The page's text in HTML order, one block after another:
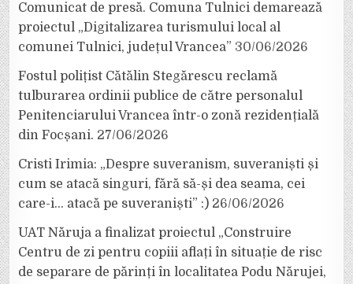
Comunicat de presă. Comuna Tulnici demarează
proiectul „Digitalizarea turismului local al
comunei Tulnici, județul Vrancea” 30/06/2026
Fostul polițist Cătălin Stegărescu reclamă
tulburarea ordinii publice de către personalul
Penitenciarului Vrancea într-o zonă rezidențială
din Focșani. 27/06/2026
Cristi Irimia: „Despre suveranism, suveraniști și
cum se atacă singuri, fără să-și dea seama, cei
care-i… atacă pe suveraniști” :) 26/06/2026
UAT Năruja a finalizat proiectul „Construire
Centru de zi pentru copiii aflați în situație de risc
de separare de părinți în localitatea Podu Nărujei,